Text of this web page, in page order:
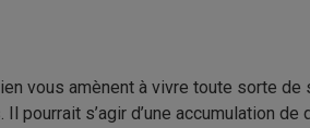
vous amènent à vivre toute sorte
s’agir d’une accumulation